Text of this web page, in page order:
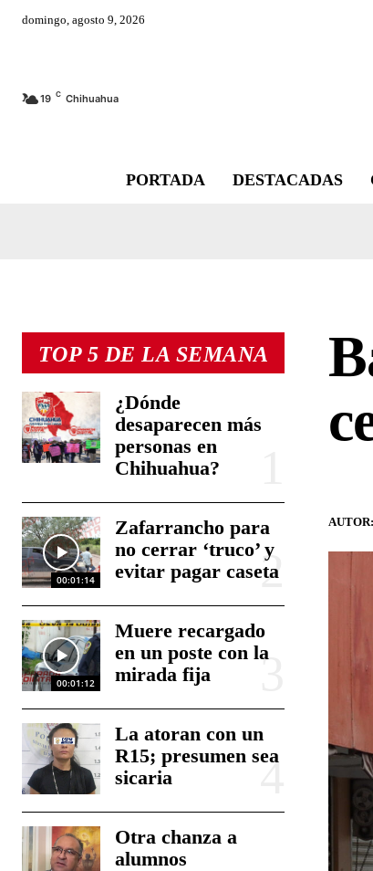
domingo, agosto 9, 2026
19 C Chihuahua
PORTADA DESTACADAS
TOP 5 DE LA SEMANA
¿Dónde
desaparecen más
personas en
Chihuahua?
00:01:14
Zafarrancho para
no cerrar ‘truco’ y
evitar pagar caseta
00:01:12
Muere recargado
en un poste con la
mirada fija
La atoran con un
R15; presumen sea
sicaria
Otra chanza a
alumnos
AUTOR: